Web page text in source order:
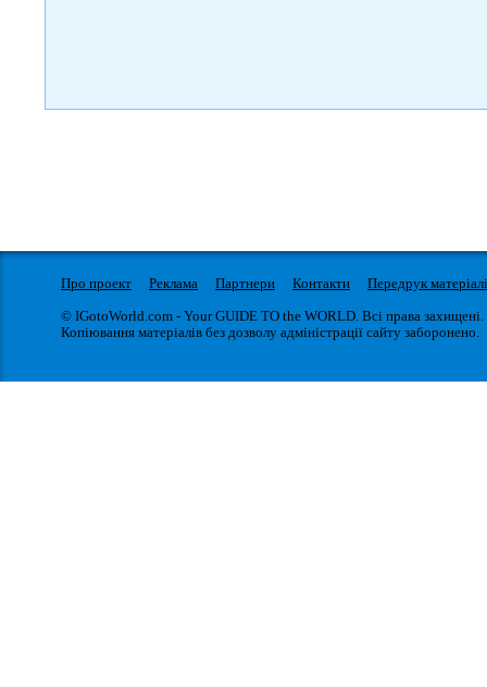
Про проект Реклама Партнери Контакти
Передрук
© IGotoWorld.com - Your GUIDE TO the WORLD. Всі права захищені.
Копіювання матеріалів без дозволу адміністрації сайту заборонено.